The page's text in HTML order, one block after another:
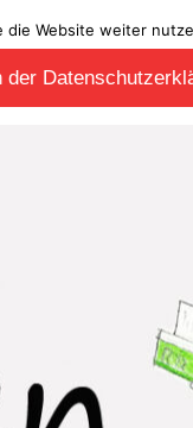
Website weiter
der